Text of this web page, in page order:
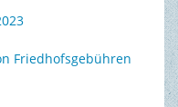
Friedhofsgebühren